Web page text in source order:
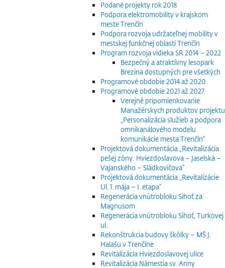
Podané projekty rok 2018
Podpora elektromobility v krajskom
meste Trenčín
Podpora rozvoja udržateľnej mobility v
mestskej funkčnej oblasti Trenčín
Program rozvoja vidieka SR 2014 – 2022
Bezpečný a atraktívny lesopark
Brezina dostupných pre všetkých
Programové obdobie 2014 až 2020
Programové obdobie 2021 až 2027
Verejné pripomienkovanie
Manažérskych produktov projektu
„Personalizácia služieb a podpora
omnikanálového modelu
komunikácie mesta Trenčín“
Projektová dokumentácia „Revitalizácia
pešej zóny: Hviezdoslavova – Jaselská –
Vajanského – Sládkovičova“
Projektová dokumentácia „Revitalizácie
Ul. 1. mája – I. etapa“
Regenerácia vnútrobloku Sihoť za
Magnusom
Regenerácia vnútrobloku Sihoť, Turkovej
ul.
Rekonštrukcia budovy škôlky – MŠ J.
Halašu v Trenčíne
Revitalizácia Hviezdoslavovej ulice
Revitalizácia Námestia sv. Anny